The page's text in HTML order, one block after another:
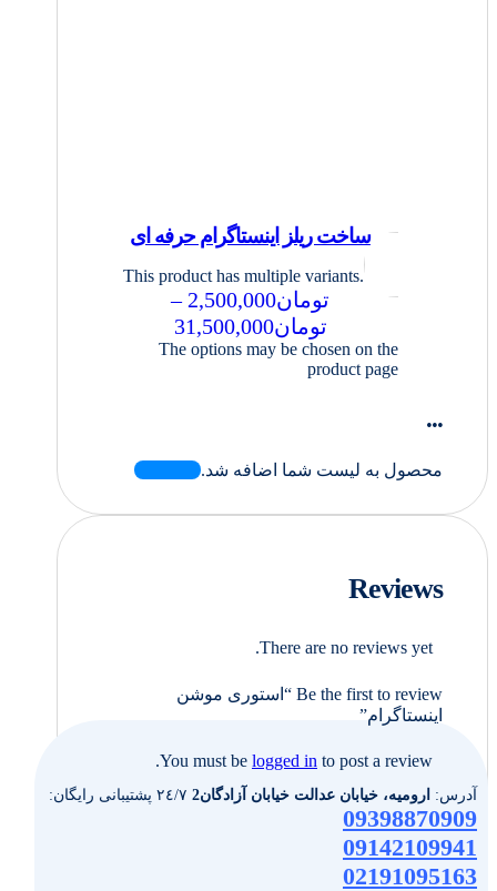
ساخت ریلز اینستاگرام حرفه ای
تومان2,500,000
–
تومان31,500,000
This product has multiple variants.
The options may be chosen on the
product page
...
محصول به لیست شما اضافه شد.
Reviews
There are no reviews yet.
Be the first to review “استوری موشن
اینستاگرام”
You must be logged in to post a review.
آدرس: ارومیه، خیابان عدالت خیابان آزادگان2 ٢٤/٧ پشتیبانی رایگان:
09398870909
09142109941
02191095163